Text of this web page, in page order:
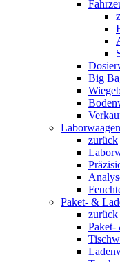
Big
Laborwaagen
zurück
Paket- &
zurück
Paket-